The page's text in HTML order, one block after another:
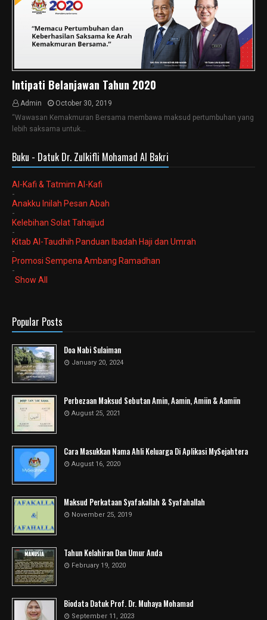
Intipati Belanjawan Tahun 2020
Admin
October 30, 2019
“Wawasan Kemakmuran Bersama membawa maksud pertumbuhan yang
lebih saksama untuk…
Buku - Datuk Dr. Zulkifli Mohamad Al Bakri
Al-Kafi & Tatmim Al-Kafi
-
Anakku Inilah Pesan Abah
-
Kelebihan Solat Tahajjud
-
Kitab Al-Taudhih Panduan Ibadah Haji dan Umrah
-
Promosi Sempena Ambang Ramadhan
-
Show All
Popular Posts
Doa Nabi Sulaiman
January 20, 2024
Perbezaan Maksud Sebutan Amin, Aamin, Amiin & Aamiin
August 25, 2021
Cara Masukkan Nama Ahli Keluarga Di Aplikasi MySejahtera
August 16, 2020
Maksud Perkataan Syafakallah & Syafahallah
November 25, 2019
Tahun Kelahiran Dan Umur Anda
February 19, 2020
Biodata Datuk Prof. Dr. Muhaya Mohamad
September 11, 2023